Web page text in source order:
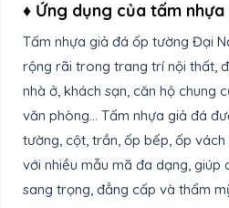
♦ Ứng dụng của tấm
Tấm nhựa giả đá ốp tường Đại
rộng rãi trong trang trí nội thất,
nhà ở, khách sạn, căn hộ chung
văn phòng… Tấm nhựa giả đá
tường, cột, trần, ốp bếp, ốp
với nhiều mẫu mã đa dạng, giúp
sang trọng, đẳng cấp và thẩm